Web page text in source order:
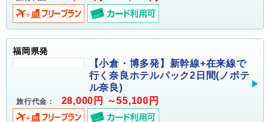
福岡県発
【小倉・博多発】新幹線+在来線で
行く奈良ホテルパック2日間(ノボテ
ル奈良)
旅行代金： 28,000円 ～55,100円